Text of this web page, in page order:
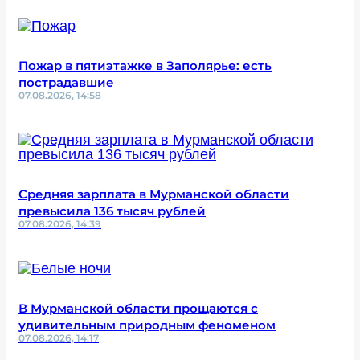
Пожар в пятиэтажке в Заполярье: есть
пострадавшие
07.08.2026, 14:58
Средняя зарплата в Мурманской области
превысила 136 тысяч рублей
07.08.2026, 14:39
В Мурманской области прощаются с
удивительным природным феноменом
07.08.2026, 14:17